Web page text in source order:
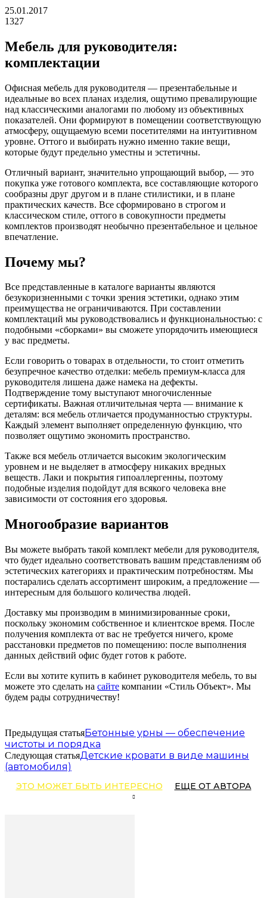
25.01.2017
1327
Мебель для руководителя:
комплектации
Офисная мебель для руководителя — презентабельные и
идеальные во всех планах изделия, ощутимо превалирующие
над классическими аналогами по любому из объективных
показателей. Они формируют в помещении соответствующую
атмосферу, ощущаемую всеми посетителями на интуитивном
уровне. Оттого и выбирать нужно именно такие вещи,
которые будут предельно уместны и эстетичны.
Отличный вариант, значительно упрощающий выбор, — это
покупка уже готового комплекта, все составляющие которого
сообразны друг другом и в плане стилистики, и в плане
практических качеств. Все сформировано в строгом и
классическом стиле, оттого в совокупности предметы
комплектов производят необычно презентабельное и цельное
впечатление.
Почему мы?
Все представленные в каталоге варианты являются
безукоризненными с точки зрения эстетики, однако этим
преимущества не ограничиваются. При составлении
комплектаций мы руководствовались и функциональностью: с
подобными «сборками» вы сможете упорядочить имеющиеся
у вас предметы.
Если говорить о товарах в отдельности, то стоит отметить
безупречное качество отделки: мебель премиум-класса для
руководителя лишена даже намека на дефекты.
Подтверждение тому выступают многочисленные
сертификаты. Важная отличительная черта — внимание к
деталям: вся мебель отличается продуманностью структуры.
Каждый элемент выполняет определенную функцию, что
позволяет ощутимо экономить пространство.
Также вся мебель отличается высоким экологическим
уровнем и не выделяет в атмосферу никаких вредных
веществ. Лаки и покрытия гипоаллергенны, поэтому
подобные изделия подойдут для всякого человека вне
зависимости от состояния его здоровья.
Многообразие вариантов
Вы можете выбрать такой комплект мебели для руководителя,
что будет идеально соответствовать вашим представлениям об
эстетических категориях и практическим потребностям. Мы
постарались сделать ассортимент широким, а предложение —
интересным для большого количества людей.
Доставку мы производим в минимизированные сроки,
поскольку экономим собственное и клиентское время. После
получения комплекта от вас не требуется ничего, кроме
расстановки предметов по помещению: после выполнения
данных действий офис будет готов к работе.
Если вы хотите купить в кабинет руководителя мебель, то вы
можете это сделать на сайте компании «Стиль Объект». Мы
будем рады сотрудничеству!
Предыдущая статьяБетонные урны — обеспечение
чистоты и порядка
Следующая статьяДетские кровати в виде машины
(автомобиля)
ЭТО МОЖЕТ БЫТЬ ИНТЕРЕСНО ЕЩЕ ОТ АВТОРА